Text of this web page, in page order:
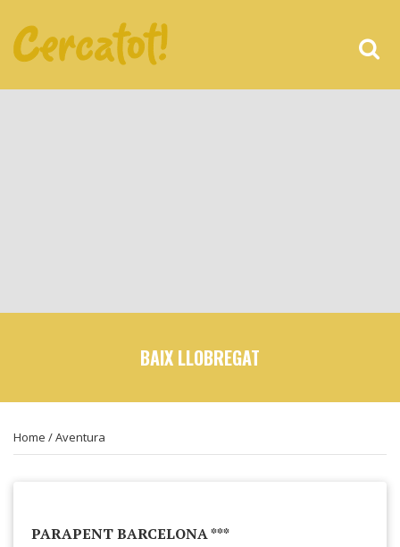
BAIX LLOBREGAT
Home /Aventura
PARAPENT BARCELONA ***